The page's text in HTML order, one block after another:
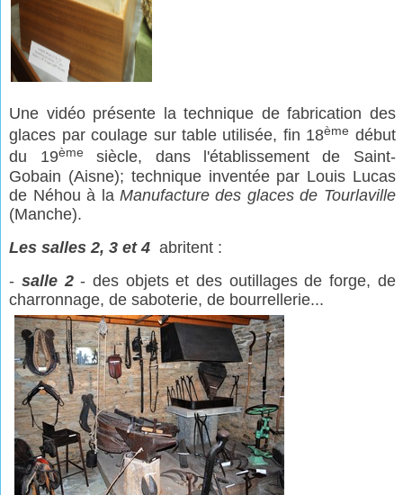
Une vidéo présente la technique de fabrication des
glaces par coulage sur table utilisée, fin 18ème début
du 19ème
siècle, dans l'établissement de Saint-
Gobain (Aisne); technique inventée par Louis Lucas
de Néhou à la Manufacture des glaces de Tourlaville
(Manche).
Les salles 2, 3 et 4 abritent :
- salle 2- des objets et des outillages de forge, de
charronnage, de saboterie, de bourrellerie...